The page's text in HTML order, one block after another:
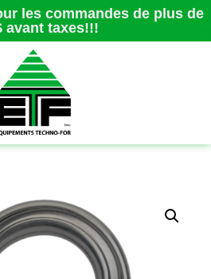
les commandes de plus de
avant taxes!!!